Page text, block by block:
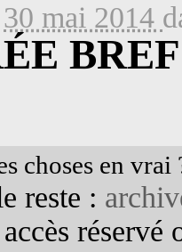
30 mai 2014
choses en
reste :
réservé